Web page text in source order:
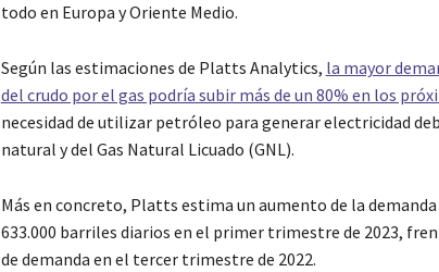
todo en Europa y Oriente Medio.
Según las estimaciones de Platts Analytics, la mayor
del crudo por el gas podría subir más de un 80% en los
necesidad de utilizar petróleo para generar electricidad
natural y del Gas Natural Licuado (GNL).
Más en concreto, Platts estima un aumento de la
633.000 barriles diarios en el primer trimestre de 2023,
de demanda en el tercer trimestre de 2022.